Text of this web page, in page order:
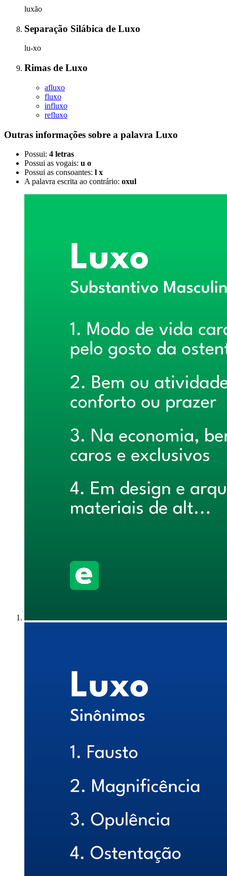
luxão
Separação Silábica de Luxo
lu-xo
Rimas de Luxo
afluxo
fluxo
influxo
refluxo
Outras informações sobre a palavra Luxo
Possui: 4 letras
Possui as vogais: u o
Possui as consoantes: l x
A palavra escrita ao contrário: oxul